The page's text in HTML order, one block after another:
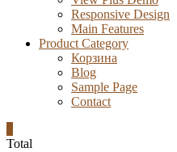
Responsive Design
Main Features
Product Category
Корзина
Blog
Sample Page
Contact
Total